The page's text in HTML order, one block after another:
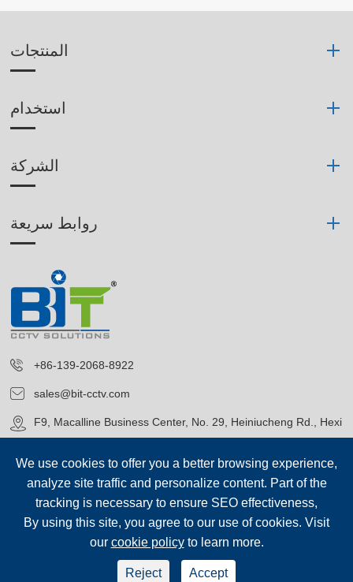
المنتجات
استخدام
الشركة
روابط سريعة
+86-139-2068-8922
sales@bit-cctv.com
F9, Macalline Business Center, No. 29, Heiniucheng Rd., Hexi
Blue Icon (Tianjin) Technology Co., Ltd.
محفوظة.
We use cookies to offer you a better browsing experience,
analyze site traffic and personalize content. Part of the
tracking is necessary to ensure SEO effectiveness,
By using this site, you agree to our use of cookies. Visit
our cookie policyto learn more.
Reject Accept